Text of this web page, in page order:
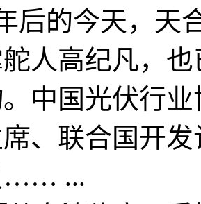
后的今天，天
人高纪凡，
中国光伏行
、联合国开
…… ...